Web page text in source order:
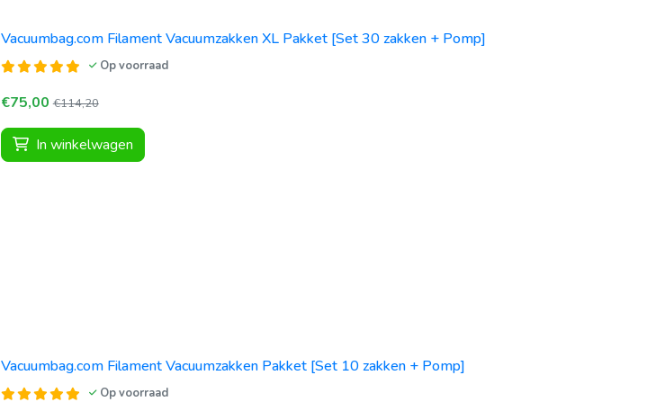
Vacuumbag.com Filament Vacuumzakken XL Pakket [Set 30 zakken + Pomp]
Op voorraad
€75,00€114,20
In winkelwagen
Vacuumbag.com Filament Vacuumzakken Pakket [Set 10 zakken + Pomp]
Op voorraad